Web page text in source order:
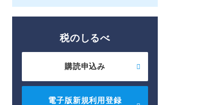
税のしるべ
購読申込み
電子版新規利用登録